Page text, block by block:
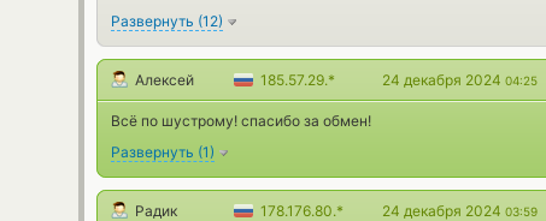
Развернуть (12)
Алексей 185.57.29.* 24 декабря 2024 04:25
Всё по шустрому! спасибо за обмен!
Развернуть (1)
Радик 178.176.80.* 24 декабря 2024 03:59